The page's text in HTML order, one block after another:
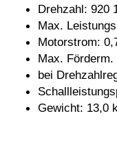
Drehzahl: 920
Max.
Motorstrom:
Max. Förderm.
bei
Gewicht: 13,0